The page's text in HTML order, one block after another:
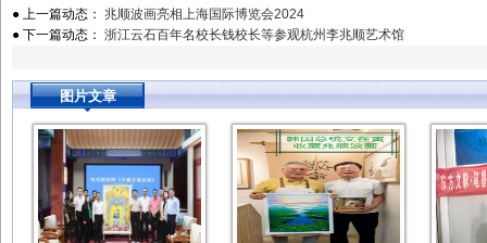
● 上一篇动态： 兆顺波画亮相上海国际博览会2024
● 下一篇动态： 浙江云石百年名校长钱校长等参观杭州李兆顺艺术馆
图片文章